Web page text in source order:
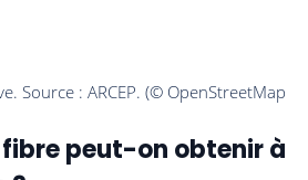
peut-on obtenir à